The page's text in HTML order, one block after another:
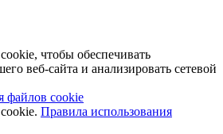
чтобы обеспечивать
веб-сайта и анализировать сетевой
файлов cookie
Правила использования